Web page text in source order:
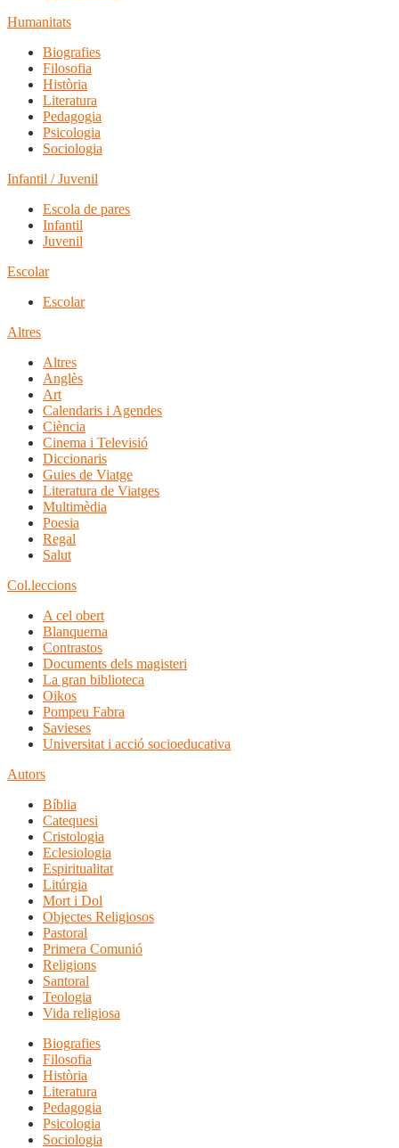
Humanitats
Biografies
Filosofia
Història
Literatura
Pedagogia
Psicologia
Sociologia
Infantil / Juvenil
Escola de pares
Infantil
Juvenil
Escolar
Escolar
Altres
Altres
Anglès
Art
Calendaris i Agendes
Ciència
Cinema i Televisió
Diccionaris
Guies de Viatge
Literatura de Viatges
Multimèdia
Poesia
Regal
Salut
Col.leccions
A cel obert
Blanquerna
Contrastos
Documents dels magisteri
La gran biblioteca
Oikos
Pompeu Fabra
Savieses
Universitat i acció socioeducativa
Autors
Bíblia
Catequesi
Cristologia
Eclesiologia
Espiritualitat
Litúrgia
Mort i Dol
Objectes Religiosos
Pastoral
Primera Comunió
Religions
Santoral
Teologia
Vida religiosa
Biografies
Filosofia
Història
Literatura
Pedagogia
Psicologia
Sociologia